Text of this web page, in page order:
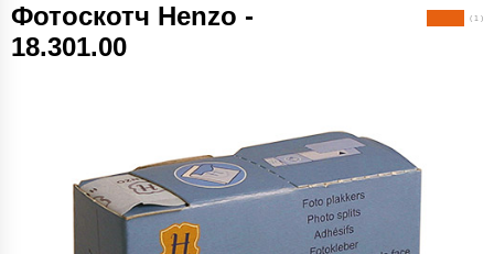
Фотоскотч Henzo -
18.301.00
( 1 )